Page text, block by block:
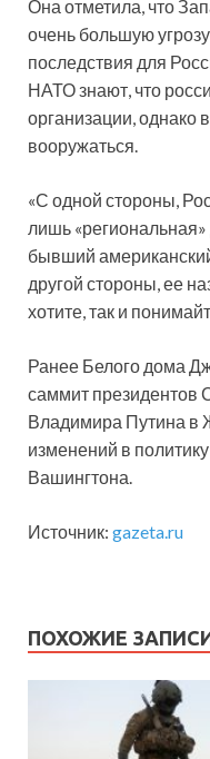
Она отметила, что
очень большую
последствия для
НАТО знают, что
организации, однако
вооружаться.
«С одной стороны,
лишь
бывший
другой стороны, ее
хотите, так и
Ранее Белого дома
саммит
Владимира Путина в
изменений в
Вашингтона.
Источник: gazeta.ru
ПОХОЖИЕ